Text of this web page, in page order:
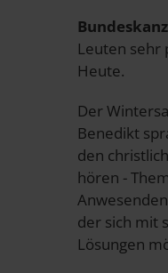
Leuten sehr
Heute.
Der
Benedikt
den
hören -
der sich mit
Lösungen